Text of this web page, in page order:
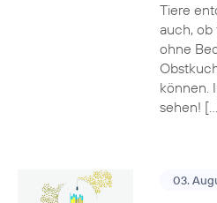
Tiere
auch,
ohne
können.
sehen!
03.